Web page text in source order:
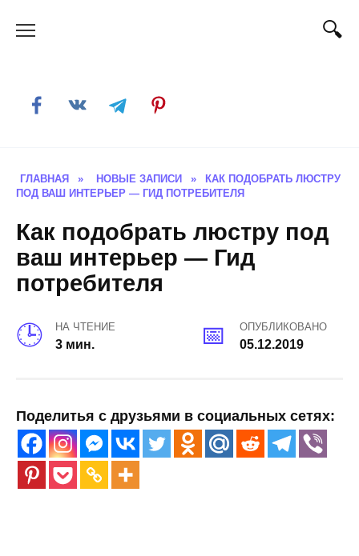
ГЛАВНАЯ » НОВЫЕ ЗАПИСИ »
КАК ПОДОБРАТЬ ЛЮСТРУ
ПОД ВАШ ИНТЕРЬЕР — ГИД ПОТРЕБИТЕЛЯ
Как подобрать люстру под
ваш интерьер — Гид
потребителя
НА ЧТЕНИЕ
3 мин.
ОПУБЛИКОВАНО
05.12.2019
Поделитья с друзьями в социальных сетях: